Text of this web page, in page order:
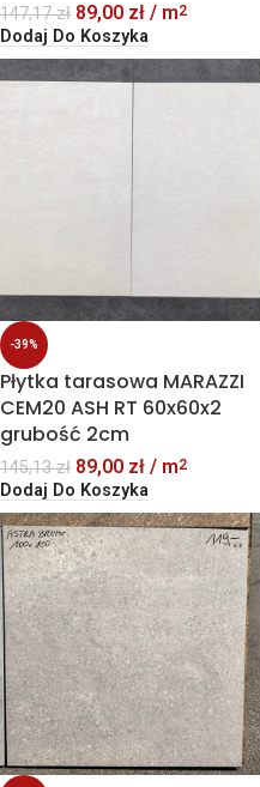
147,17zł 89,00 zł / m2
Dodaj Do Koszyka
-39%
Płytka tarasowa MARAZZI
CEM20 ASH RT 60x60x2
grubość 2cm
145,13zł 89,00 zł / m2
Dodaj Do Koszyka